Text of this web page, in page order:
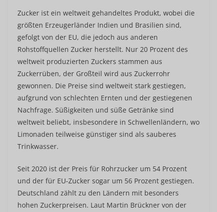
Zucker ist ein weltweit gehandeltes Produkt, wobei die
größten Erzeugerländer Indien und Brasilien sind,
gefolgt von der EU, die jedoch aus anderen
Rohstoffquellen Zucker herstellt. Nur 20 Prozent des
weltweit produzierten Zuckers stammen aus
Zuckerrüben, der Großteil wird aus Zuckerrohr
gewonnen. Die Preise sind weltweit stark gestiegen,
aufgrund von schlechten Ernten und der gestiegenen
Nachfrage. Süßigkeiten und süße Getränke sind
weltweit beliebt, insbesondere in Schwellenländern, wo
Limonaden teilweise günstiger sind als sauberes
Trinkwasser.
Seit 2020 ist der Preis für Rohrzucker um 54 Prozent
und der für EU-Zucker sogar um 56 Prozent gestiegen.
Deutschland zählt zu den Ländern mit besonders
hohen Zuckerpreisen. Laut Martin Brückner von der